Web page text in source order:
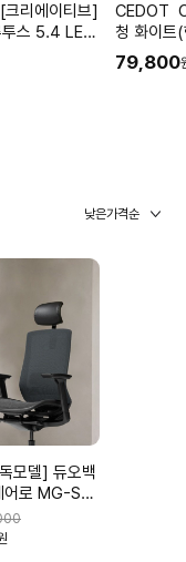
스 5.4 LE
Lossless 코
CEDOT CEDOT 키캡 단
청 화이트
79,800
낮은가격순
모델] 듀오백
어로 MG-S-